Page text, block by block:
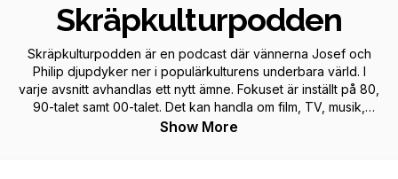
Skräpkulturpodden
Skräpkulturpodden är en podcast där vännerna Josef och
Philip djupdyker ner i populärkulturens underbara värld. I
varje avsnitt avhandlas ett nytt ämne. Fokuset är inställt på 80,
90-talet samt 00-talet. Det kan handla om film, TV, musik,
spel, mat och andra populärkulturella händelser, fenomen
Show More